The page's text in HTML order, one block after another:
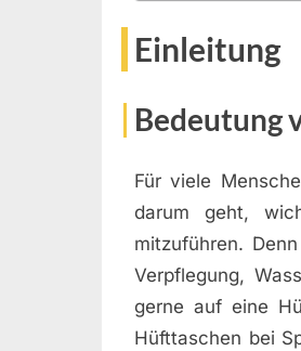
Einleitung
Bedeutung
Für viele
darum geht,
mitzuführen.
Verpflegung,
gerne auf eine
Hüfttaschen bei